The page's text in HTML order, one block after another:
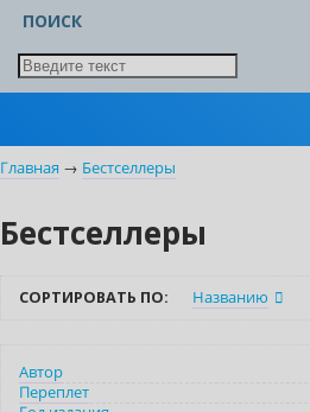
ПОИСК
Главная → Бестселлеры
Бестселлеры
СОРТИРОВАТЬ ПО: Названию
Автор
Переплет